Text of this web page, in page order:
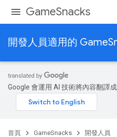
GameSnacks
開發人員適用的
Google 會運用 AI 技術將內容翻譯
首頁 GameSnacks 開發人員